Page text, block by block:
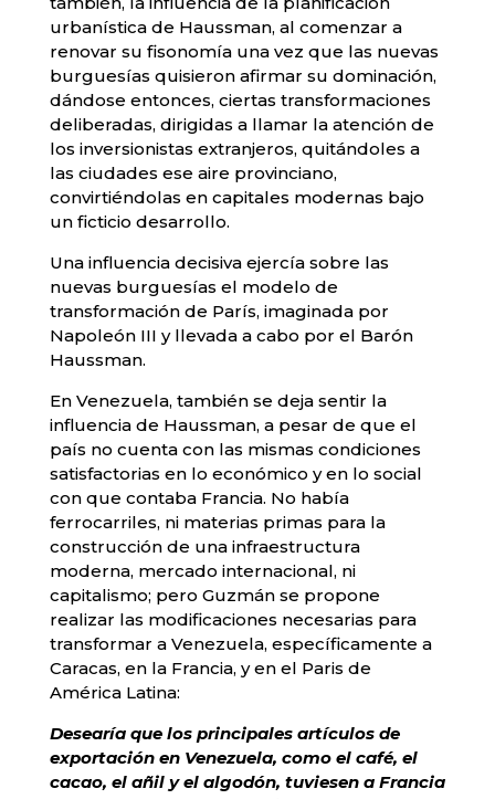
urbanística de Haussman, al comenzar a
renovar su fisonomía una vez que las nuevas
burguesías quisieron afirmar su dominación,
dándose entonces, ciertas transformaciones
deliberadas, dirigidas a llamar la atención de
los inversionistas extranjeros, quitándoles a
las ciudades ese aire provinciano,
convirtiéndolas en capitales modernas bajo
un ficticio desarrollo.
Una influencia decisiva ejercía sobre las
nuevas burguesías el modelo de
transformación de París, imaginada por
Napoleón III y llevada a cabo por el Barón
Haussman.
En Venezuela, también se deja sentir la
influencia de Haussman, a pesar de que el
país no cuenta con las mismas condiciones
satisfactorias en lo económico y en lo social
con que contaba Francia. No había
ferrocarriles, ni materias primas para la
construcción de una infraestructura
moderna, mercado internacional, ni
capitalismo; pero Guzmán se propone
realizar las modificaciones necesarias para
transformar a Venezuela, específicamente a
Caracas, en la Francia, y en el Paris de
América Latina:
Desearía que los principales artículos de
exportación en Venezuela, como el café, el
cacao, el añil y el algodón, tuviesen a Francia